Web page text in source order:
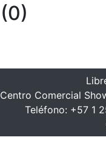
Centro Comercial
Teléfono: +57 1